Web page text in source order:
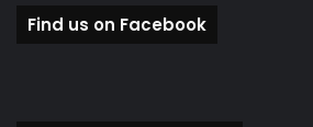
Find us on Facebook